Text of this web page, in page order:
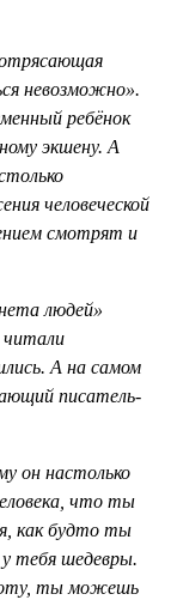
невозможно».
ребёнок
экшену. А
человеческой
смотрят и
людей»
читали
А на самом
писатель-
он настолько
что ты
как будто ты
у тебя шедевры.
ты можешь